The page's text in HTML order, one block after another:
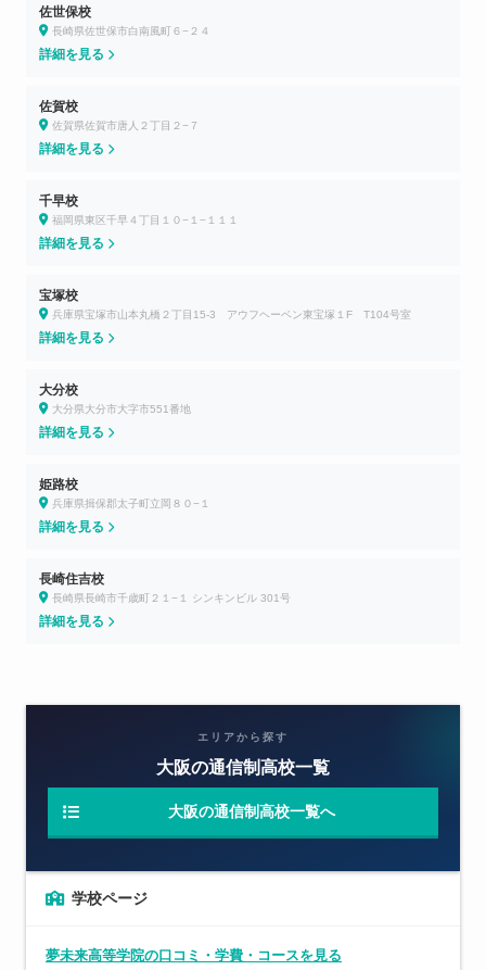
佐世保校
長崎県佐世保市白南風町６−２４
詳細を見る
佐賀校
佐賀県佐賀市唐人２丁目２−７
詳細を見る
千早校
福岡県東区千早４丁目１０−１−１１１
詳細を見る
宝塚校
兵庫県宝塚市山本丸橋２丁目15-3 アウフヘーベン東宝塚１F T104号室
詳細を見る
大分校
大分県大分市大字市551番地
詳細を見る
姫路校
兵庫県揖保郡太子町立岡８０−１
詳細を見る
長崎住吉校
長崎県長崎市千歳町２１−１ シンキンビル 301号
詳細を見る
エリアから探す
大阪の通信制高校一覧
大阪の通信制高校一覧へ
学校ページ
夢未来高等学院の口コミ・学費・コースを見る